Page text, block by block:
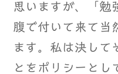
思いますが、「勉
腹で付いて来て当
ます。私は決して
とをポリシーとし